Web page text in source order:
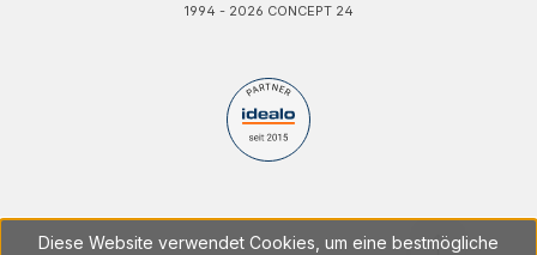
1994 - 2026 CONCEPT 24
Diese Website verwendet Cookies, um eine bestmögliche